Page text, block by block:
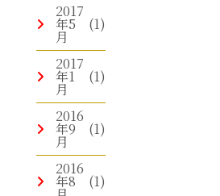
2017
年5
月
(1)
2017
年1
月
(1)
2016
年9
月
(1)
2016
年8 (1)